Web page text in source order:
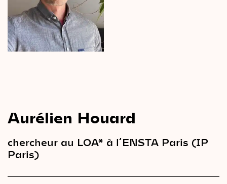
Neurosciences
Le magazine 3,14
Vidéos & Podcast
Aurélien Houard
chercheur au LOA* à l’ENSTA Paris (IP
Paris)